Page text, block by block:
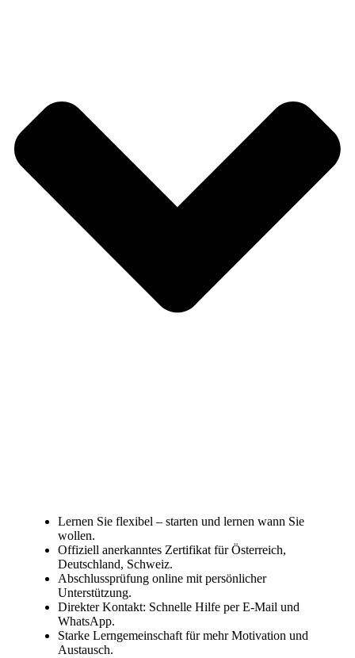
Lernen Sie flexibel – starten und lernen wann Sie
wollen.
Offiziell anerkanntes Zertifikat für Österreich,
Deutschland, Schweiz.
Abschlussprüfung online mit persönlicher
Unterstützung.
Direkter Kontakt: Schnelle Hilfe per E-Mail und
WhatsApp.
Starke Lerngemeinschaft für mehr Motivation und
Austausch.